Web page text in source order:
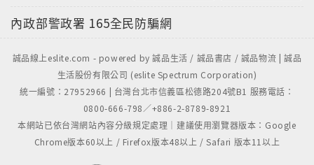
內政部警政署 165全民防騙網
誠品線上eslite.com - powered by 誠品生活 / 誠品書店 / 誠品物流 | 誠品
生活股份有限公司 (eslite Spectrum Corporation)
統一編號：27952966 | 台灣台北市信義區松德路204號B1 服務電話：
0800-666-798／+886-2-8789-8921
本網站已依台灣網站內容分級規定處理｜建議使用瀏覽器版本：Google
Chrome版本60以上 / Firefox版本48以上 / Safari 版本11以上